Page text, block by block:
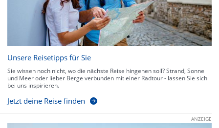
Unsere Reisetipps für Sie
Sie wissen noch nicht, wo die nächste Reise hingehen soll? Strand, Sonne
und Meer oder lieber Berge verbunden mit einer Radtour - lassen Sie sich
bei uns inspirieren.
Jetzt deine Reise finden
ANZEIGE